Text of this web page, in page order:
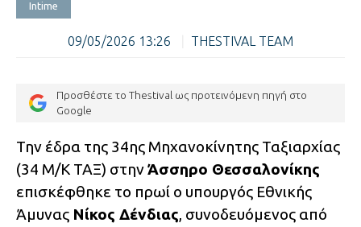
Intime
09/05/2026 13:26 THESTIVAL TEAM
Προσθέστε το Thestival ως προτεινόμενη πηγή στο
Google
Την έδρα της 34ης Μηχανοκίνητης Ταξιαρχίας
(34 Μ/Κ ΤΑΞ) στηνΆσσηρο Θεσσαλονίκης
επισκέφθηκε το πρωί ο υπουργός Εθνικής
Άμυνας Νίκος Δένδιας, συνοδευόμενος από